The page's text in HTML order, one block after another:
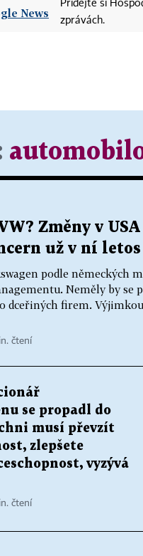
Přidejte si
zprávách.
Změny v
už v ní
podle německých
Neměly by
dceřiných firem.
čtení
se propadl do
musí převzít
zlepšete
vyzývá
čtení